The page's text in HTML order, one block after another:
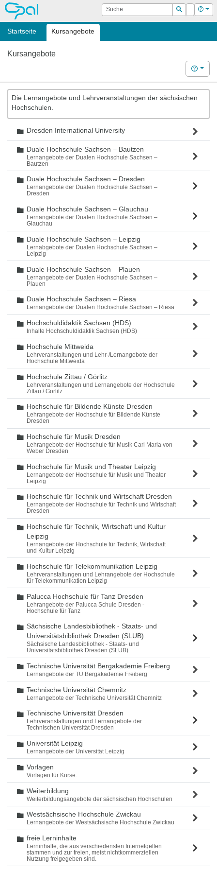
OPAL Suche
Suchen
Login Hilfe
Startseite Kursangebote
Kursangebote
Hilfe
Die Lernangebote und Lehrveranstaltungen der sächsischen
Hochschulen.
Ordner
Dresden International University
Ordner
Duale Hochschule Sachsen – Bautzen
Lernangebote der Dualen Hochschule Sachsen –
Bautzen
Ordner
Duale Hochschule Sachsen – Dresden
Lernangebote der Dualen Hochschule Sachsen –
Dresden
Ordner
Duale Hochschule Sachsen – Glauchau
Lernangebote der Dualen Hochschule Sachsen –
Glauchau
Ordner
Duale Hochschule Sachsen – Leipzig
Lernabgebote der Dualen Hochschule Sachsen –
Leipzig
Ordner
Duale Hochschule Sachsen – Plauen
Lernangebote der Dualen Hochschule Sachsen –
Plauen
Ordner
Duale Hochschule Sachsen – Riesa
Lernangebote der Dualen Hochschule Sachsen – Riesa
Ordner
Hochschuldidaktik Sachsen (HDS)
Inhalte Hochschuldidaktik Sachsen (HDS)
Ordner
Hochschule Mittweida
Lehrveranstaltungen und Lehr-/Lernangebote der
Hochschule Mittweida
Ordner
Hochschule Zittau / Görlitz
Lehrveranstaltungen und Lernangebote der Hochschule
Zittau / Görlitz
Ordner
Hochschule für Bildende Künste Dresden
Lehrangebote der Hochschule für Bildende Künste
Dresden
Ordner
Hochschule für Musik Dresden
Lehrangebote der Hochschule für Musik Carl Maria von
Weber Dresden
Ordner
Hochschule für Musik und Theater Leipzig
Lernangebote der Hochschule für Musik und Theater
Leipzig
Ordner
Hochschule für Technik und Wirtschaft Dresden
Lernangebote der Hochschule für Technik und Wirtschaft
Dresden
Ordner
Hochschule für Technik, Wirtschaft und Kultur
Leipzig
Lernangebote der Hochschule für Technik, Wirtschaft
und Kultur Leipzig
Ordner
Hochschule für Telekommunikation Leipzig
Lehrveranstaltungen und Lehrangebote der Hochschule
für Telekommunikation Leipzig
Ordner
Palucca Hochschule für Tanz Dresden
Lehrangebote der Palucca Schule Dresden -
Hochschule für Tanz
Ordner
Sächsische Landesbibliothek - Staats- und
Universitätsbibliothek Dresden (SLUB)
Sächsische Landesbibliothek - Staats- und
Universitätsbibliothek Dresden (SLUB)
Ordner
Technische Universität Bergakademie Freiberg
Lernangebote der TU Bergakademie Freiberg
Ordner
Technische Universität Chemnitz
Lernangebote der Technische Universität Chemnitz
Ordner
Technische Universität Dresden
Lehrveranstaltungen und Lernangebote der
Technischen Universität Dresden
Ordner
Universität Leipzig
Lernangebote der Universität Leipzig
Ordner
Vorlagen
Vorlagen für Kurse.
Ordner
Weiterbildung
Weiterbildungsangebote der sächsischen Hochschulen
Ordner
Westsächsische Hochschule Zwickau
Lernangebote der Westsächsische Hochschule Zwickau
Ordner
freie Lerninhalte
Lerninhalte, die aus verschiedensten Internetqellen
stammen und zur freien, meist nichtkommerziellen
Nutzung freigegeben sind.